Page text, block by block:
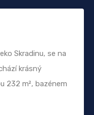
Skradinu, se na
krásný
232 m², bazénem